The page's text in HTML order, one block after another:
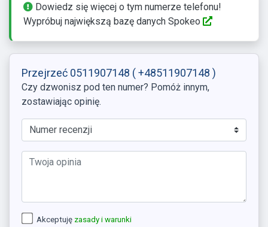
Dowiedz się więcej o tym numerze telefonu!
Wypróbuj największą bazę danych Spokeo
Przejrzeć 0511907148 ( +48511907148 )
Czy dzwonisz pod ten numer? Pomóż innym,
zostawiając opinię.
Akceptuję zasady i warunki